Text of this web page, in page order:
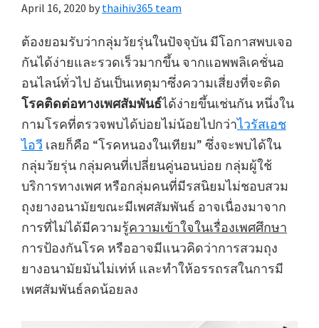
April 16, 2020 by thaihiv365 team
ต้องยอมรับว่ากลุ่มวัยรุ่นในปัจจุบัน มีโอกาสพบเจอ
กันได้ง่ายและรวดเร็วมากขึ้น จากแอพพลิเคชั่นอ
อนไลน์ทั่วไป อันเป็นเหตุมาซึ่งความเสี่ยงที่จะติด
โรคติดต่อทางเพศสัมพันธ์ได้ง่ายขึ้นเช่นกัน หนึ่งใน
กามโรคที่ตรวจพบได้บ่อยไม่น้อยไปกว่าไวรัสเอช
ไอวี เลยก็คือ “โรคหนองในเทียม” ซึ่งจะพบได้ใน
กลุ่มวัยรุ่น กลุ่มคนที่เปลี่ยนคู่นอนบ่อย กลุ่มผู้ใช้
บริการทางเพศ หรือกลุ่มคนที่มีรสนิยมไม่ชอบสวม
ถุงยางอนามัยขณะมีเพศสัมพันธ์ อาจเนื่องมาจาก
การที่ไม่ได้มีความรู้ความเข้าใจในเรื่องเพศศึกษา
การป้องกันโรค หรืออาจมีแนวคิดว่าการสวมถุง
ยางอนามัยมันไม่เท่ห์ และทำให้อรรถรสในการมี
เพศสัมพันธ์ลดน้อยลง